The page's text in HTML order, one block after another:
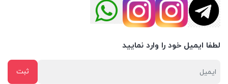
لطفا ایمیل خود را وارد نمایید